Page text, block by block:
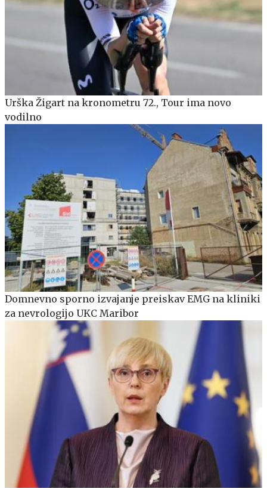
Urška Žigart na kronometru 72., Tour ima novo
vodilno
Domnevno sporno izvajanje preiskav EMG na kliniki
za nevrologijo UKC Maribor